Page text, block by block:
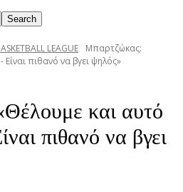
LEAGUE
Μπαρτζώκας:
πιθανό να βγει ψηλός»
και αυτό
πιθανό να βγει